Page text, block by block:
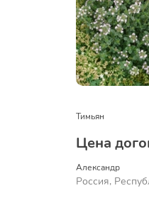
Тимьян
Цена
Александр
Россия,